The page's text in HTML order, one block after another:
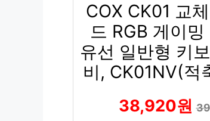
COX CK01 교
드 RGB 게이밍
유선 일반형 키
비, CK01NV(적
38,920원